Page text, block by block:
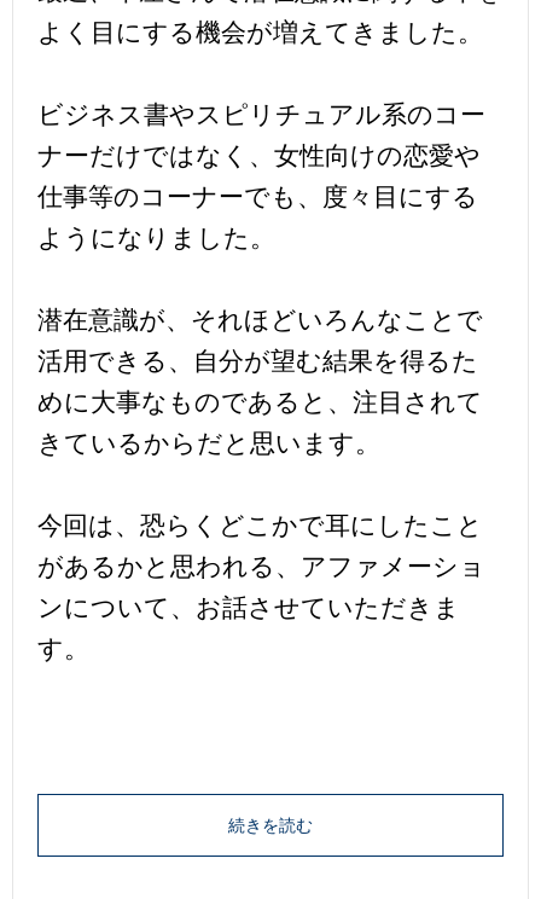
よく目にする機会が増えてきました。
ビジネス書やスピリチュアル系のコー
ナーだけではなく、女性向けの恋愛や
仕事等のコーナーでも、度々目にする
ようになりました。
潜在意識が、それほどいろんなことで
活用できる、自分が望む結果を得るた
めに大事なものであると、注目されて
きているからだと思います。
今回は、恐らくどこかで耳にしたこと
があるかと思われる、アファメーショ
ンについて、お話させていただきま
す。
続きを読む